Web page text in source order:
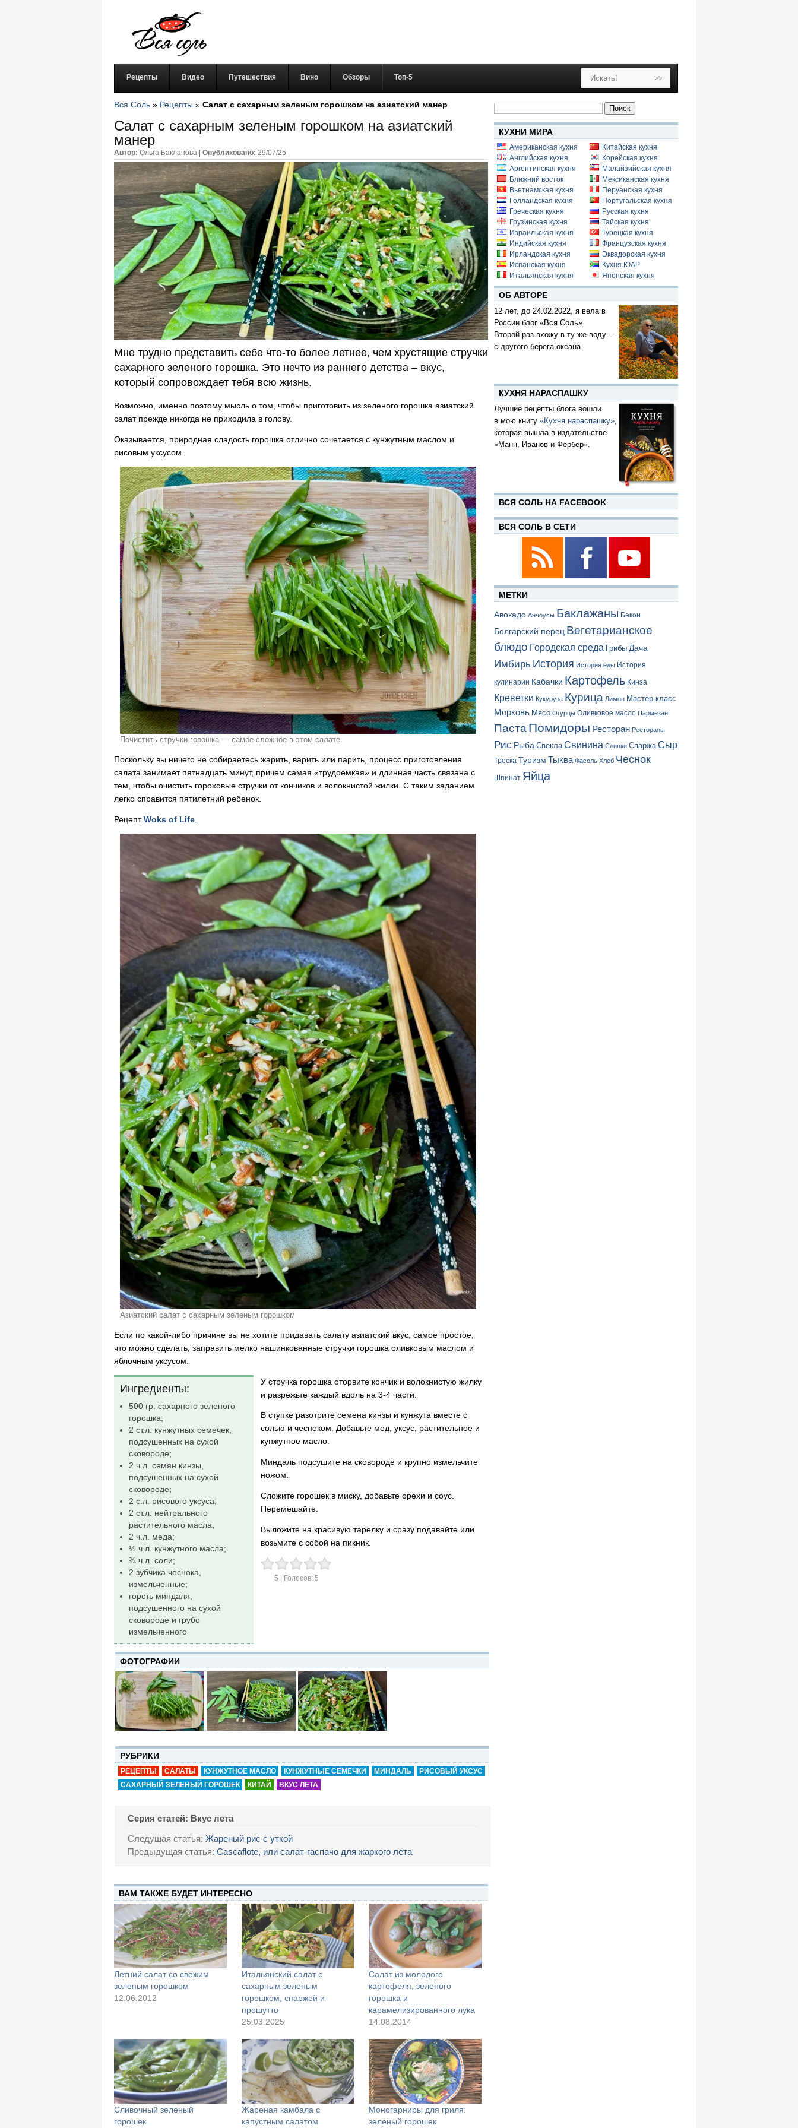
Рецепты Видео Путешествия Вино Обзоры Топ-5
Вся Соль » Рецепты » Салат с сахарным зеленым горошком на азиатский манер
Салат с сахарным зеленым горошком на азиатский
манер
Автор: Ольга Бакланова | Опубликовано: 29/07/25
Мне трудно представить себе что-то более летнее, чем хрустящие стручки
сахарного зеленого горошка. Это нечто из раннего детства – вкус,
который сопровождает тебя всю жизнь.
Возможно, именно поэтому мысль о том, чтобы приготовить из зеленого горошка азиатский
салат прежде никогда не приходила в голову.
Оказывается, природная сладость горошка отлично сочетается с кунжутным маслом и
рисовым уксусом.
Почистить стручки горошка — самое сложное в этом салате
Поскольку вы ничего не собираетесь жарить, варить или парить, процесс приготовления
салата занимает пятнадцать минут, причем самая «трудоемкая» и длинная часть связана с
тем, чтобы очистить гороховые стручки от кончиков и волокнистой жилки. С таким заданием
легко справится пятилетний ребенок.
РецептWoks of Life
Азиатский салат с сахарным зеленым горошком
Если по какой-либо причине вы не хотите придавать салату азиатский вкус, самое простое,
что можно сделать, заправить мелко нашинкованные стручки горошка оливковым маслом и
яблочным уксусом.
Ингредиенты:
500 гр. сахарного зеленого
горошка;
2 ст.л. кунжутных семечек,
подсушенных на сухой
сковороде;
2 ч.л. семян кинзы,
подсушенных на сухой
сковороде;
2 с.л. рисового уксуса;
2 ст.л. нейтрального
растительного масла;
2 ч.л. меда;
½ ч.л. кунжутного масла;
¾ ч.л. соли;
2 зубчика чеснока,
измельченные;
горсть миндаля,
подсушенного на сухой
сковороде и грубо
измельченного
У стручка горошка оторвите кончик и волокнистую жилку
и разрежьте каждый вдоль на 3-4 части.
В ступке разотрите семена кинзы и кунжута вместе с
солью и чесноком. Добавьте мед, уксус, растительное и
кунжутное масло.
Миндаль подсушите на сковороде и крупно измельчите
ножом.
Сложите горошек в миску, добавьте орехи и соус.
Перемешайте.
Выложите на красивую тарелку и сразу подавайте или
возьмите с собой на пикник.
5 | Голосов: 5
ФОТОГРАФИИ
РУБРИКИ
РЕЦЕПТЫ САЛАТЫ КУНЖУТНОЕ МАСЛО КУНЖУТНЫЕ СЕМЕЧКИ МИНДАЛЬ
РИСОВЫЙ УКСУС
САХАРНЫЙ ЗЕЛЕНЫЙ ГОРОШЕК
КИТАЙ ВКУС ЛЕТА
Серия статей: Вкус лета
Следущая статья: Жареный рис с уткой
Предыдущая статья: Cascaflote, или салат-гаспачо для жаркого лета
ВАМ ТАКЖЕ БУДЕТ ИНТЕРЕСНО
Летний салат со свежим
зеленым горошком
12.06.2012
Итальянский салат с
сахарным зеленым
горошком, спаржей и
прошутто
25.03.2025
Салат из молодого
картофеля, зеленого
горошка и
карамелизированного лука
14.08.2014
Сливочный зеленый
горошек
Жареная камбала с
капустным салатом
Моногарниры для гриля:
зеленый горошек
Найти:
КУХНИ МИРА
Американская кухня
Английская кухня
Аргентинская кухня
Ближний восток
Вьетнамская кухня
Голландская кухня
Греческая кухня
Грузинская кухня
Израильская кухня
Индийская кухня
Ирландская кухня
Испанская кухня
Итальянская кухня
Китайская кухня
Корейская кухня
Малайзийская кухня
Мексиканская кухня
Перуанская кухня
Португальская кухня
Русская кухня
Тайская кухня
Турецкая кухня
Французская кухня
Эквадорская кухня
Кухня ЮАР
Японская кухня
ОБ АВТОРЕ
12 лет, до 24.02.2022, я вела в
России блог «Вся Соль».
Второй раз вхожу в ту же воду —
с другого берега океана.
КУХНЯ НАРАСПАШКУ
Лучшие рецепты блога вошли
в мою книгу «Кухня нараспашку»,
которая вышла в издательстве
«Манн, Иванов и Фербер».
ВСЯ СОЛЬ НА FACEBOOK
ВСЯ СОЛЬ В СЕТИ
МЕТКИ
Авокадо Анчоусы Баклажаны Бекон
Болгарский перец Вегетарианское
блюдо Городская среда Грибы Дача
Имбирь История История еды История
кулинарии Кабачки Картофель Кинза
Креветки Кукуруза Курица Лимон Мастер-класс
Морковь Мясо Огурцы Оливковое масло Пармезан
ПастаПомидоры Ресторан Рестораны
Рис Рыба Свекла Свинина Сливки Спаржа Сыр
Треска Туризм Тыква Фасоль Хлеб Чеснок
Шпинат Яйца